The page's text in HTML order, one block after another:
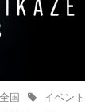
全国 イベント